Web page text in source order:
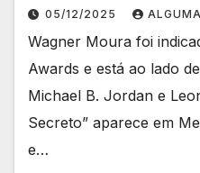
05/12/2025
Wagner Moura foi
Awards e está ao lado
Michael B. Jordan e
Secreto” aparece em
e…